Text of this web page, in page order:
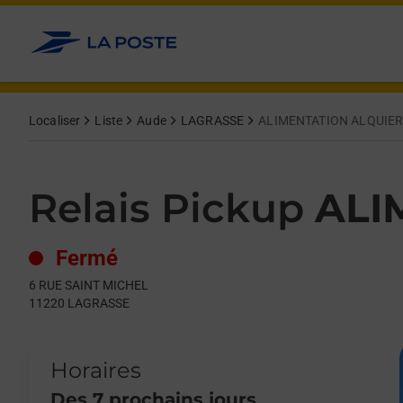
Allez au contenu
Localiser Liste Aude LAGRASSE ALIMENTATION ALQUIER
Relais Pickup
Fermé
6 RUE SAINT MICHEL
11220 LAGRASSE
Horaires
Day of the WeekHours
Get directions to Relais Pickup at 6 RUE SAINT MICHEL
lien s'ouvre dans un nouvel onglet